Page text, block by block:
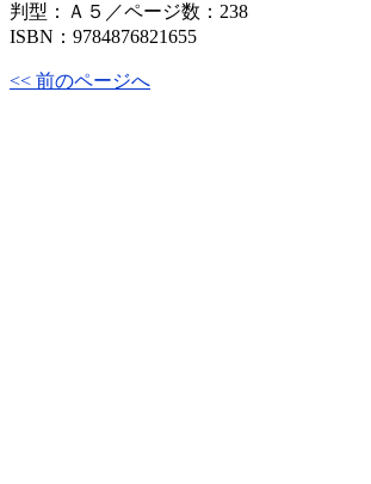
判型：Ａ５／ページ数：238
ISBN：9784876821655
<< 前のページへ